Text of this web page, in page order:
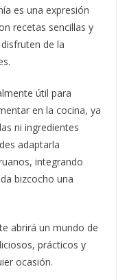
es una expresión
recetas sencillas y
de la
útil para
en la cocina, ya
ni ingredientes
adaptarla
integrando
bizcocho una
abrirá un mundo de
prácticos y
ocasión.